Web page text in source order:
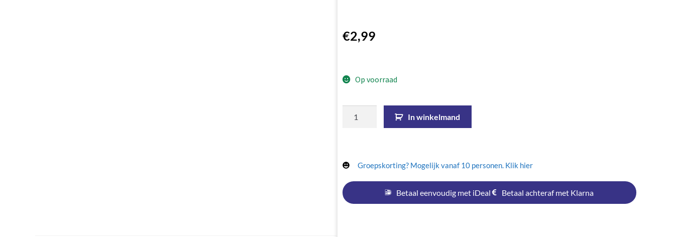
€2,99
Op voorraad
In winkelmand
Groepskorting? Mogelijk vanaf 10 personen. Klik hier
Betaal eenvoudig met iDeal Betaal achteraf met Klarna